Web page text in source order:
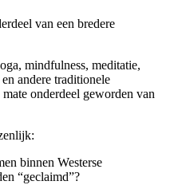
van een bredere
mindfulness, meditatie,
andere traditionele
onderdeel geworden van
binnen Westerse
“geclaimd”?